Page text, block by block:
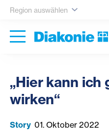
Region auswählen
„Hier kann ich
wirken“
Story 01. Oktober 2022